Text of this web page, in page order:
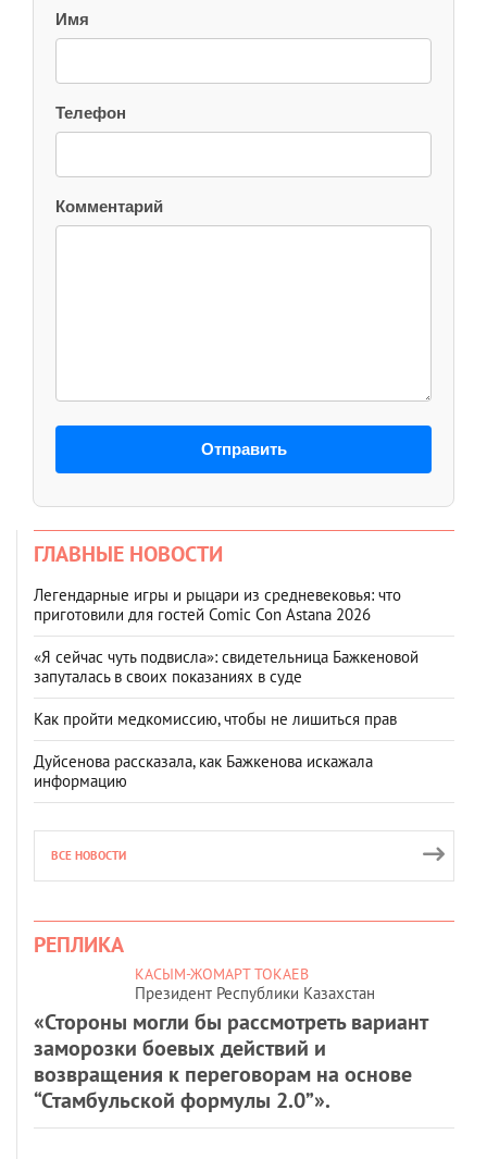
Имя
Телефон
Комментарий
Отправить
ГЛАВНЫЕ НОВОСТИ
Легендарные игры и рыцари из средневековья: что
приготовили для гостей Comic Con Astana 2026
«Я сейчас чуть подвисла»: свидетельница Бажкеновой
запуталась в своих показаниях в суде
Как пройти медкомиссию, чтобы не лишиться прав
Дуйсенова рассказала, как Бажкенова искажала
информацию
ВСЕ НОВОСТИ
РЕПЛИКА
КАСЫМ-ЖОМАРТ ТОКАЕВ
Президент Республики Казахстан
«Стороны могли бы рассмотреть вариант
заморозки боевых действий и
возвращения к переговорам на основе
“Стамбульской формулы 2.0”».